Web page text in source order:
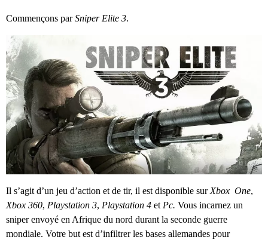
Commençons parSniper Elite 3.
Il s’agit d’un jeu d’action et de tir, il est disponible sur Xbox One,
Xbox 360, Playstation 3, Playstation 4 et Pc. Vous incarnez un
sniper envoyé en Afrique du nord durant la seconde guerre
mondiale. Votre but est d’infiltrer les bases allemandes pour